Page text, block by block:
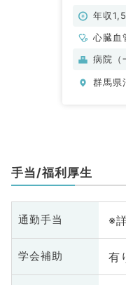
年収
心臓血
病院（
群馬県
手当/福利厚生
通勤手当 ※
学会補助 有